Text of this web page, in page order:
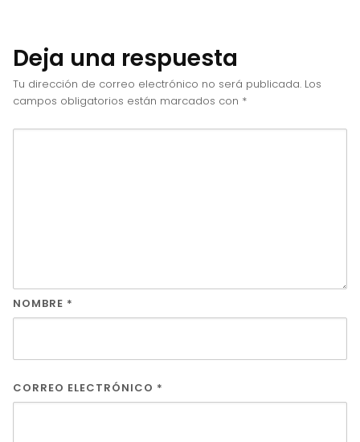
Deja una respuesta
Tu dirección de correo electrónico no será publicada. Los
campos obligatorios están marcados con *
NOMBRE *
CORREO ELECTRÓNICO *